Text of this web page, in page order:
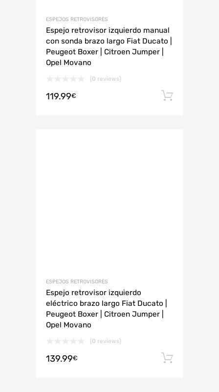
ESPEJOS RETROVISORES
Espejo retrovisor izquierdo manual
con sonda brazo largo Fiat Ducato |
Peugeot Boxer | Citroen Jumper |
Opel Movano
(0 reviews)
119.99€
ESPEJOS RETROVISORES
Espejo retrovisor izquierdo
eléctrico brazo largo Fiat Ducato |
Peugeot Boxer | Citroen Jumper |
Opel Movano
(0 reviews)
139.99€